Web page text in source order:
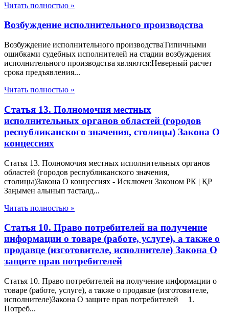
Читать полностью »
Возбуждение исполнительного производства
Возбуждение исполнительного производстваТипичными
ошибками судебных исполнителей на стадии возбуждения
исполнительного производства являются:Неверный расчет
срока предъявления...
Читать полностью »
Статья 13. Полномочия местных
исполнительных органов областей (городов
республиканского значения, столицы) Закона О
концессиях
Статья 13. Полномочия местных исполнительных органов
областей (городов республиканского значения,
столицы)Закона О концессиях - Исключен Законом РК | ҚР
Заңымен алынып тасталд...
Читать полностью »
Статья 10. Право потребителей на получение
информации о товаре (работе, услуге), а также о
продавце (изготовителе, исполнителе) Закона О
защите прав потребителей
Статья 10. Право потребителей на получение информации о
товаре (работе, услуге), а также о продавце (изготовителе,
исполнителе)Закона О защите прав потребителей 1.
Потреб...